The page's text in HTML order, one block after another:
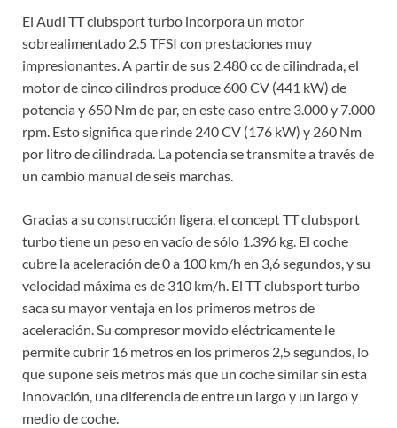
El Audi TT clubsport turbo incorpora un motor
sobrealimentado 2.5 TFSI con prestaciones muy
impresionantes. A partir de sus 2.480 cc de cilindrada, el
motor de cinco cilindros produce 600 CV (441 kW) de
potencia y 650 Nm de par, en este caso entre 3.000 y 7.000
rpm. Esto significa que rinde 240 CV (176 kW) y 260 Nm
por litro de cilindrada. La potencia se transmite a través de
un cambio manual de seis marchas.
Gracias a su construcción ligera, el concept TT clubsport
turbo tiene un peso en vacío de sólo 1.396 kg. El coche
cubre la aceleración de 0 a 100 km/h en 3,6 segundos, y su
velocidad máxima es de 310 km/h. El TT clubsport turbo
saca su mayor ventaja en los primeros metros de
aceleración. Su compresor movido eléctricamente le
permite cubrir 16 metros en los primeros 2,5 segundos, lo
que supone seis metros más que un coche similar sin esta
innovación, una diferencia de entre un largo y un largo y
medio de coche.